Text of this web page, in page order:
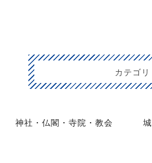
カテゴリ
神社・仏閣・寺院・教会 城